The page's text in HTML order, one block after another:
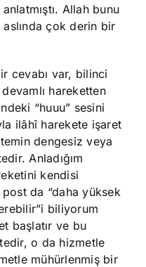
Allah bunu
çok derin bir
cevabı var, bilinci
hareketten
“huuu” sesini
ilâhî harekete işaret
dengesiz veya
Anladığım
kendisi
da “daha yüksek
biliyorum
başlatır ve bu
o da hizmetle
mühürlenmiş bir